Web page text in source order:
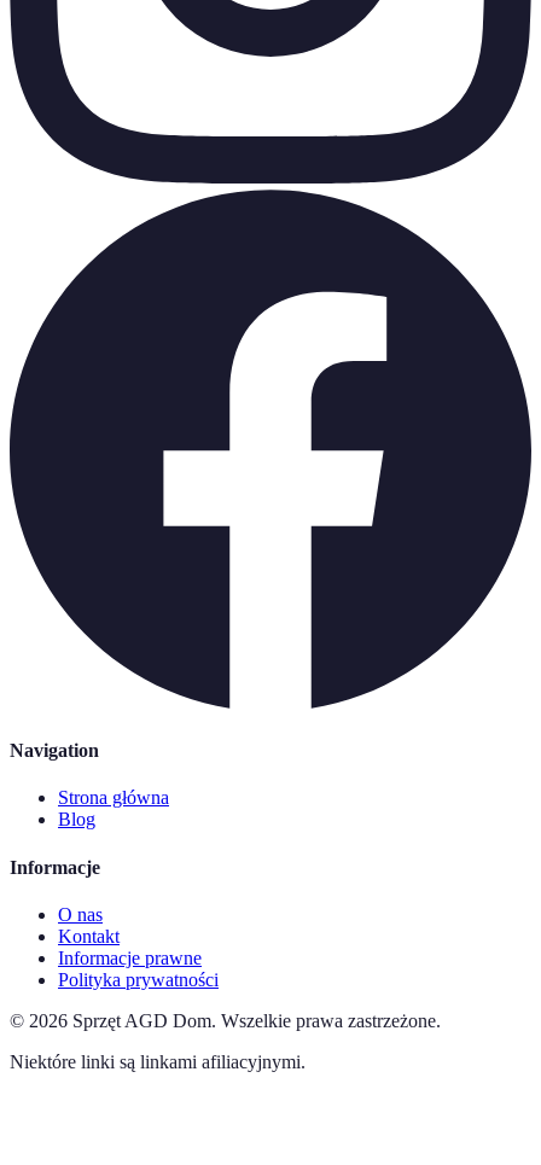
Navigation
Strona główna
Blog
Informacje
O nas
Kontakt
Informacje prawne
Polityka prywatności
© 2026 Sprzęt AGD Dom. Wszelkie prawa zastrzeżone.
Niektóre linki są linkami afiliacyjnymi.